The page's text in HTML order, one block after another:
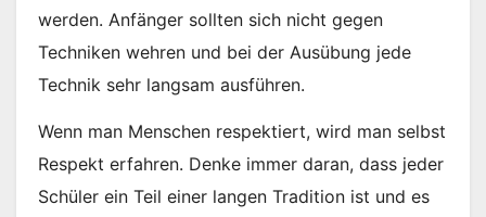
werden. Anfänger sollten sich nicht gegen
Techniken wehren und bei der Ausübung jede
Technik sehr langsam ausführen.
Wenn man Menschen respektiert, wird man selbst
Respekt erfahren. Denke immer daran, dass jeder
Schüler ein Teil einer langen Tradition ist und es